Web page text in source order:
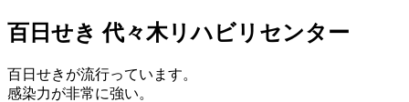
百日せき 代々木リハビリセンター
百日せきが流行っています。
感染力が非常に強い。